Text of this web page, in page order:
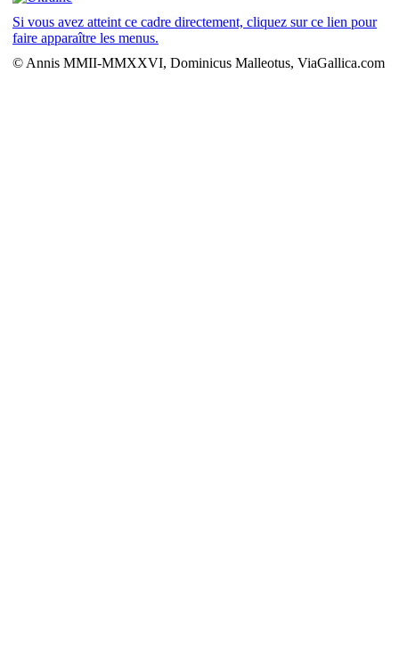
Si vous avez atteint ce cadre directement, cliquez sur ce lien pour
faire apparaître les menus.
© Annis MMII-MMXXVI, Dominicus Malleotus, ViaGallica.com